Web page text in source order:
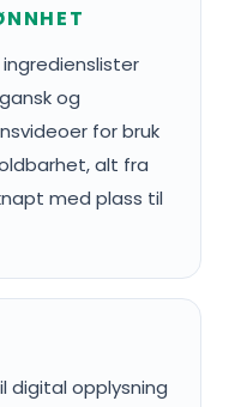
og
for bruk
alt fra
med plass til
digital opplysning